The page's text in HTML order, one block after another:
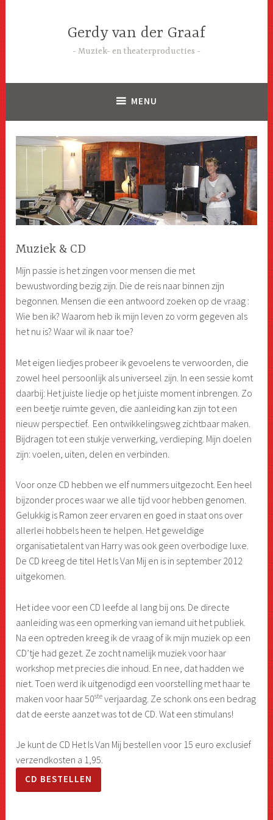
to
content
Gerdy van der Graaf
Muziek- en theaterproducties
MENU
Muziek & CD
Mijn passie is het zingen voor mensen die met
bewustwording bezig zijn. Die de reis naar binnen zijn
begonnen. Mensen die een antwoord zoeken op de vraag :
Wie ben ik? Waarom heb ik mijn leven zo vorm gegeven als
het nu is? Waar wil ik naar toe?
Met eigen liedjes probeer ik gevoelens te verwoorden, die
zowel heel persoonlijk als universeel zijn. In een sessie komt
daarbij: Het juiste liedje op het juiste moment inbrengen. Zo
een beetje ruimte geven, die aanleiding kan zijn tot een
nieuw perspectief. Een ontwikkelingsweg zichtbaar maken.
Bijdragen tot een stukje verwerking, verdieping. Mijn doelen
zijn: voelen, uiten, delen en verbinden.
Voor onze CD hebben we elf nummers uitgezocht. Een heel
bijzonder proces waar we alle tijd voor hebben genomen.
Gelukkig is Ramon zeer ervaren en goed in staat ons over
allerlei hobbels heen te helpen. Het geweldige
organisatietalent van Harry was ook geen overbodige luxe.
De CD kreeg de titel Het Is Van Mij en is in september 2012
uitgekomen.
Het idee voor een CD leefde al lang bij ons. De directe
aanleiding was een opmerking van iemand uit het publiek.
Na een optreden kreeg ik de vraag of ik mijn muziek op een
CD’tje had gezet. Ze zocht namelijk muziek voor haar
workshop met precies die inhoud. En nee, dat hadden we
niet. Toen werd ik uitgenodigd een voorstelling met haar te
maken voor haar 50ste verjaardag. Ze schonk ons een bedrag
dat de eerste aanzet was tot de CD. Wat een stimulans!
Je kunt de CD Het Is Van Mij bestellen voor 15 euro exclusief
verzendkosten a 1,95.
CD BESTELLEN